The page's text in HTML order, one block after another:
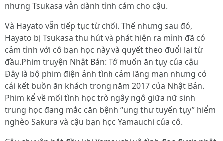
nhưng Tsukasa vẫn dành tình cảm cho cậu.
Và Hayato vẫn tiếp tục từ chối. Thế nhưng sau đó,
Hayato bị Tsukasa thu hút và phát hiện ra mình đã có
cảm tình với cô bạn học này và quyết theo đuổi lại từ
đầu.Phim truyện Nhật Bản: Tớ muốn ăn tụy của cậu
Đây là bộ phim điện ảnh tình cảm lãng mạn nhưng có
cái kết buồn ăn khách trong năm 2017 của Nhật Bản.
Phim kể về mối tình học trò ngây ngô giữa nữ sinh
trung học đang mắc căn bệnh “ung thư tuyến tụy” hiểm
nghèo Sakura và cậu bạn học Yamauchi của cô.